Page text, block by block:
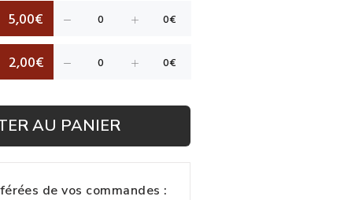
5,00€
2,00€
AU PANIER
de vos commandes :